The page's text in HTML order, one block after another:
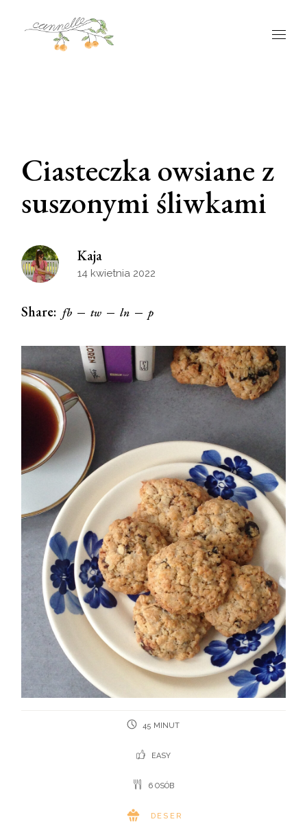
Ciasteczka owsiane z
suszonymi śliwkami
Kaja
14 kwietnia 2022
Share: fb tw ln p
45 MINUT
EASY
6 OSÓB
DESER